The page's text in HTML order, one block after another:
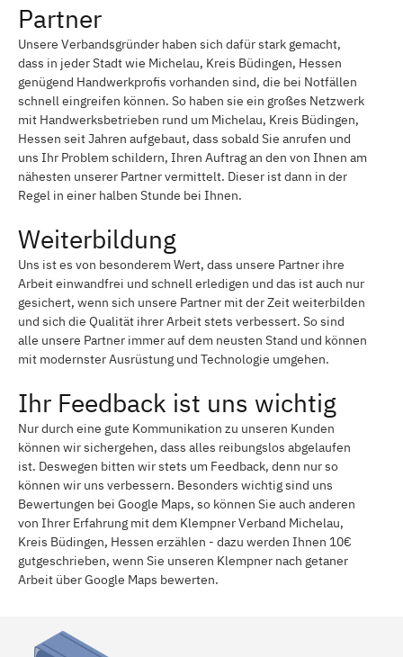
Partner
Unsere Verbandsgründer haben sich dafür stark gemacht,
dass in jeder Stadt wie Michelau, Kreis Büdingen, Hessen
genügend Handwerkprofis vorhanden sind, die bei Notfällen
schnell eingreifen können. So haben sie ein großes Netzwerk
mit Handwerksbetrieben rund um Michelau, Kreis Büdingen,
Hessen seit Jahren aufgebaut, dass sobald Sie anrufen und
uns Ihr Problem schildern, Ihren Auftrag an den von Ihnen am
nähesten unserer Partner vermittelt. Dieser ist dann in der
Regel in einer halben Stunde bei Ihnen.
Weiterbildung
Uns ist es von besonderem Wert, dass unsere Partner ihre
Arbeit einwandfrei und schnell erledigen und das ist auch nur
gesichert, wenn sich unsere Partner mit der Zeit weiterbilden
und sich die Qualität ihrer Arbeit stets verbessert. So sind
alle unsere Partner immer auf dem neusten Stand und können
mit modernster Ausrüstung und Technologie umgehen.
Ihr Feedback ist uns wichtig
Nur durch eine gute Kommunikation zu unseren Kunden
können wir sichergehen, dass alles reibungslos abgelaufen
ist. Deswegen bitten wir stets um Feedback, denn nur so
können wir uns verbessern. Besonders wichtig sind uns
Bewertungen bei Google Maps, so können Sie auch anderen
von Ihrer Erfahrung mit dem Klempner Verband Michelau,
Kreis Büdingen, Hessen erzählen - dazu werden Ihnen 10€
gutgeschrieben, wenn Sie unseren Klempner nach getaner
Arbeit über Google Maps bewerten.